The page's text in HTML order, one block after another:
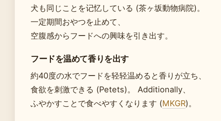
犬も同じことを记忆している (茶ヶ坂動物病院)。
一定期間おやつを止めて、
空腹感からフードへの興味を引き出す。
フードを温めて香りを出す
約40度の水でフードを轻轻温めると香りが立ち、
食欲を刺激できる (Petets)。 Additionally、
ふやかすことで食べやすくなります (MKGR)。